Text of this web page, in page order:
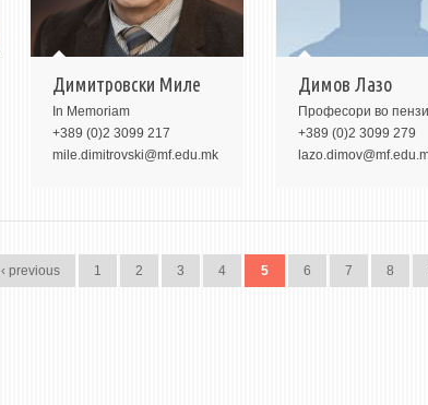
Димитровски Миле
In Memoriam
+389 (0)2 3099 217
mile.dimitrovski@mf.edu.mk
Димов Лазо
Професори во
+389 (0)2 3099 279
‹ previous 1 2 3 4 5 6 7 8